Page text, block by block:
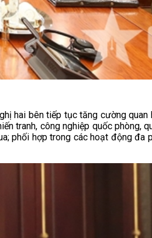
hai bên tiếp tục tăng cường quan
tranh, công nghiệp quốc phòng,
phối hợp trong các hoạt động đa